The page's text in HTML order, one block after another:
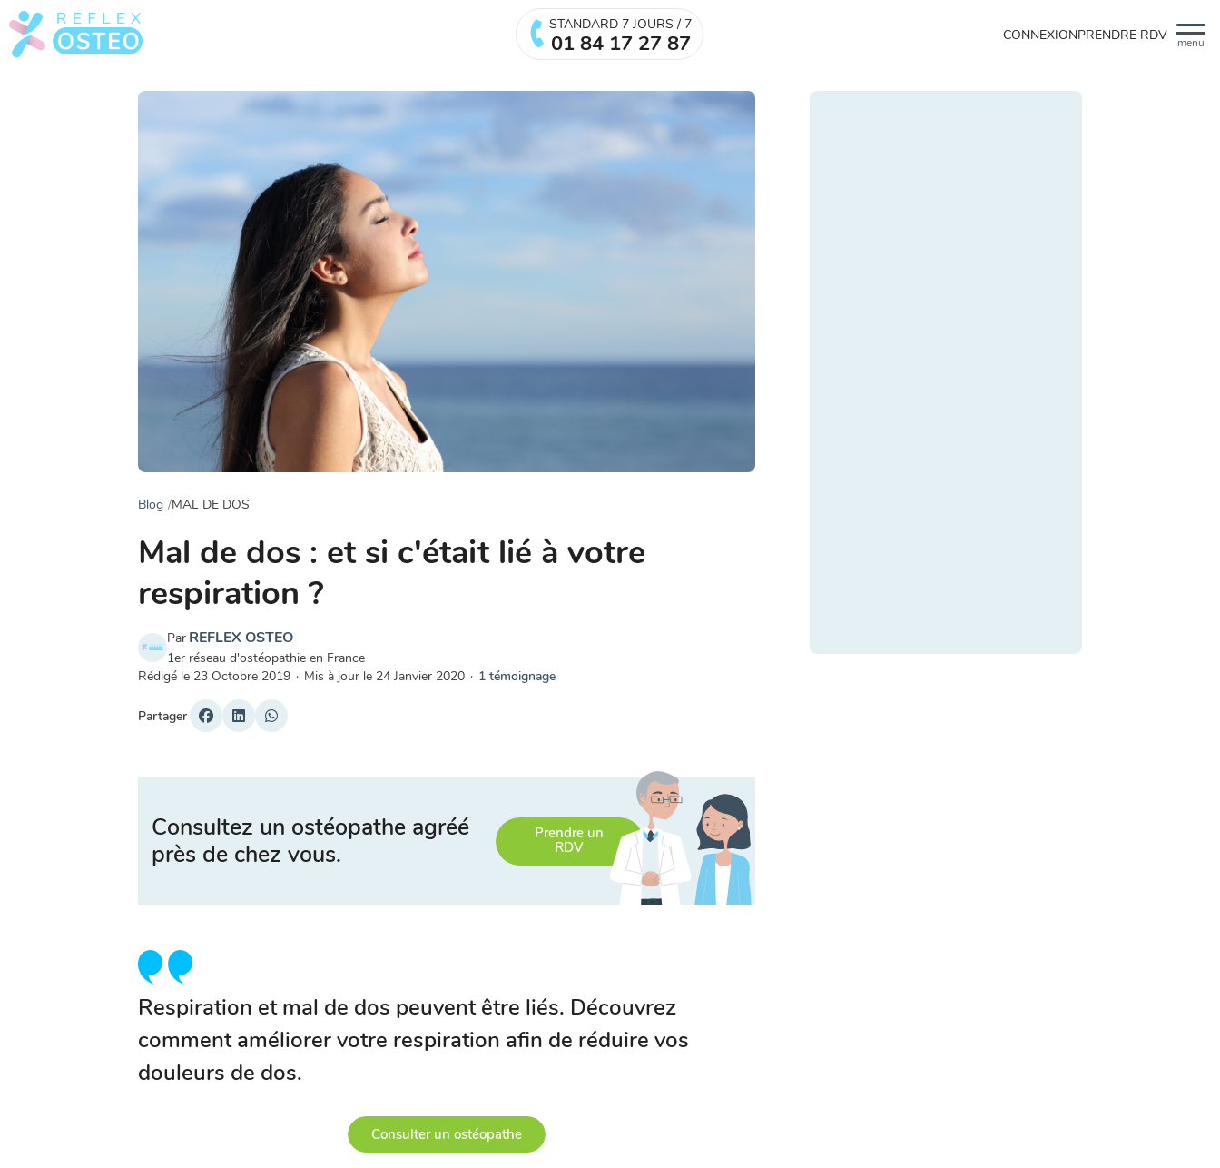
menu
STANDARD 7 JOURS / 7
01 84 17 27 87 CONNEXIONPRENDRE RDV
Blog MAL DE DOS
Mal de dos : et si c'était lié à votre
respiration ?
Par REFLEX OSTEO
1er réseau d'ostéopathie en France
Rédigé le 23 Octobre 2019 · Mis à jour le 24 Janvier 2020 · 1 témoignage
Partager
Consultez un ostéopathe agréé
près de chez vous.
Prendre un
RDV
Respiration et mal de dos peuvent être liés. Découvrez
comment améliorer votre respiration afin de réduire vos
douleurs de dos.
Consulter un ostéopathe